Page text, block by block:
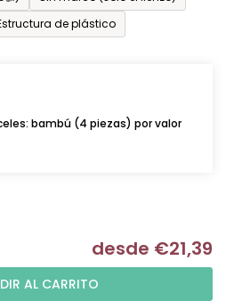
de plástico
bambú (4 piezas) por valor
desde €21,39
AL CARRITO